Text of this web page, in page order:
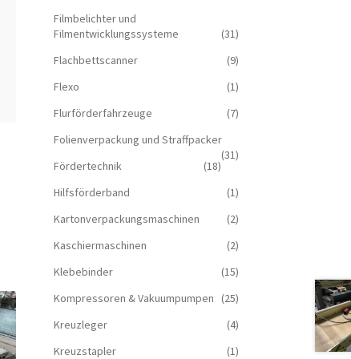
Filmbelichter und
Filmentwicklungssysteme
(31)
Flachbettscanner
(9)
Flexo
(1)
Flurförderfahrzeuge
(7)
Folienverpackung und Straffpacker
(31)
Fördertechnik
(18)
Hilfsförderband
(1)
Kartonverpackungsmaschinen
(2)
Kaschiermaschinen
(2)
Klebebinder
(15)
Kompressoren & Vakuum­pumpen
(25)
Kreuzleger
(4)
Kreuzstapler
(1)